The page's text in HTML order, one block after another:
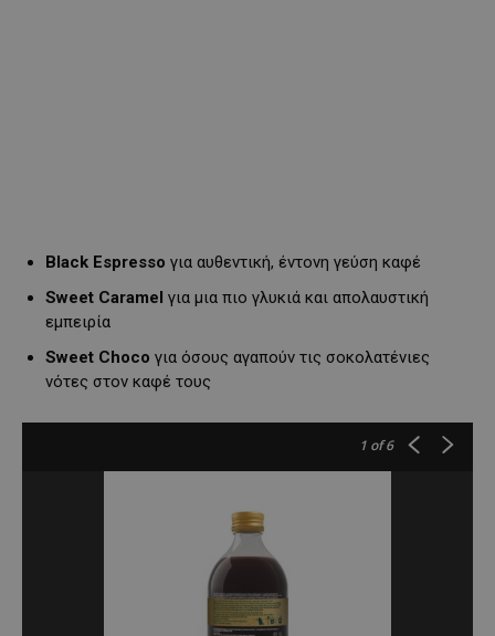
Black Espresso για αυθεντική, έντονη γεύση καφέ
Sweet Caramel για μια πιο γλυκιά και απολαυστική
εμπειρία
Sweet Choco για όσους αγαπούν τις σοκολατένιες
νότες στον καφέ τους
1 of 6